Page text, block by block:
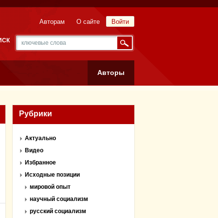
Войти
Авторам О сайте
Авторы
Рубрики
Актуально
Видео
Избранное
Исходные позиции
мировой опыт
научный социализм
русский социализм